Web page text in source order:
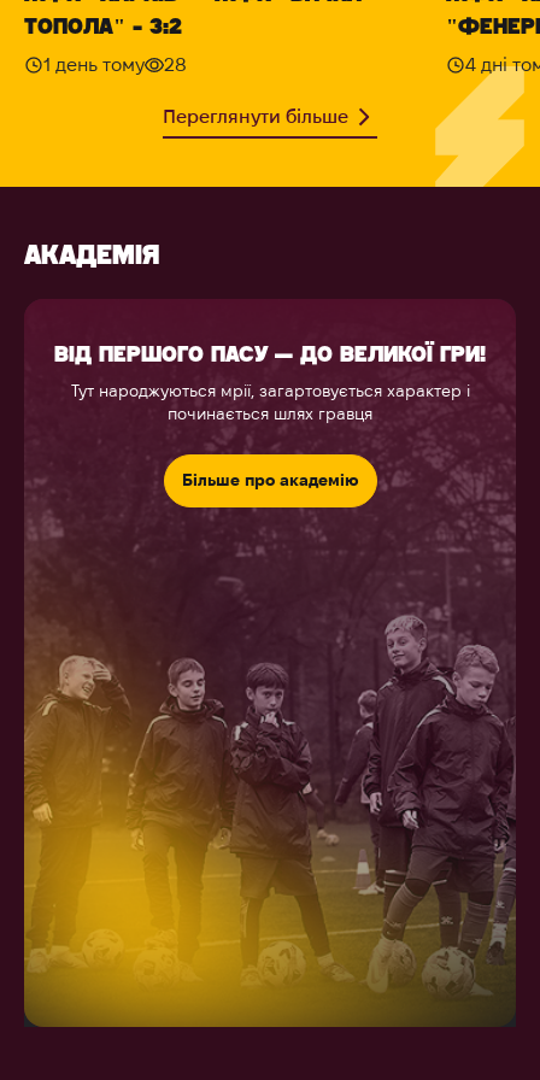
ТОПОЛА" - 3:2
1 день тому 28 4 дні
Переглянути більше
АКАДЕМІЯ
ВІД ПЕРШОГО ПАСУ — ДО ВЕЛИКОЇ ГРИ!
Тут народжуються мрії, загартовується характер і
починається шлях гравця
Більше про академію